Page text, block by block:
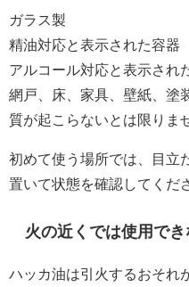
ガラス製
精油対応と表示された容器
アルコール対応と表示され
網戸、床、家具、壁紙、塗
質が起こらないとは限りま
初めて使う場所では、目立
置いて状態を確認してくだ
火の近くでは使用で
ハッカ油は引火するおそれ